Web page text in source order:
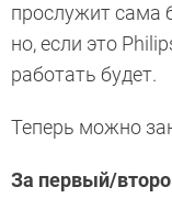
прослужит сама
но, если это
работать будет.
Теперь можно
За первый/